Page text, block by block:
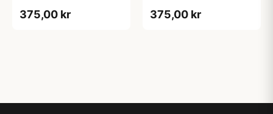
XL
375,00 kr
XXL
375,00 kr